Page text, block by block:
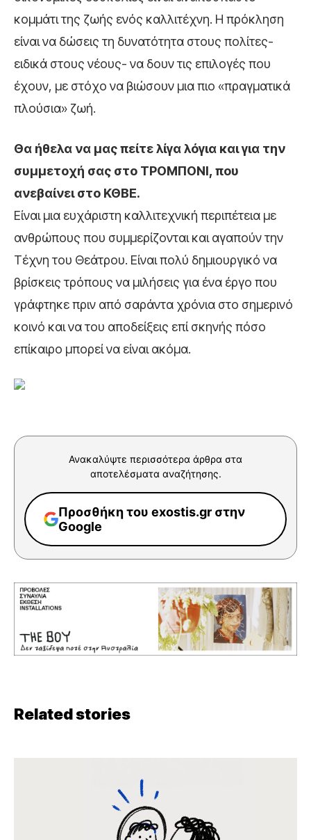
κομμάτι της ζωής ενός καλλιτέχνη. Η πρόκληση
είναι να δώσεις τη δυνατότητα στους πολίτες-
ειδικά στους νέους- να δουν τις επιλογές που
έχουν, με στόχο να βιώσουν μια πιο «πραγματικά
πλούσια» ζωή.
Θα ήθελα να μας πείτε λίγα λόγια και για την
συμμετοχή σας στο ΤΡΟΜΠΟΝΙ, που
ανεβαίνει στο ΚΘΒΕ.
Είναι μια ευχάριστη καλλιτεχνική περιπέτεια με
ανθρώπους που συμμερίζονται και αγαπούν την
Τέχνη του Θεάτρου. Είναι πολύ δημιουργικό να
βρίσκεις τρόπους να μιλήσεις για ένα έργο που
γράφτηκε πριν από σαράντα χρόνια στο σημερινό
κοινό και να του αποδείξεις επί σκηνής πόσο
επίκαιρο μπορεί να είναι ακόμα.
Ανακαλύψτε περισσότερα άρθρα στα
αποτελέσματα αναζήτησης.
Προσθήκη του exostis.gr στην
Google
Related stories